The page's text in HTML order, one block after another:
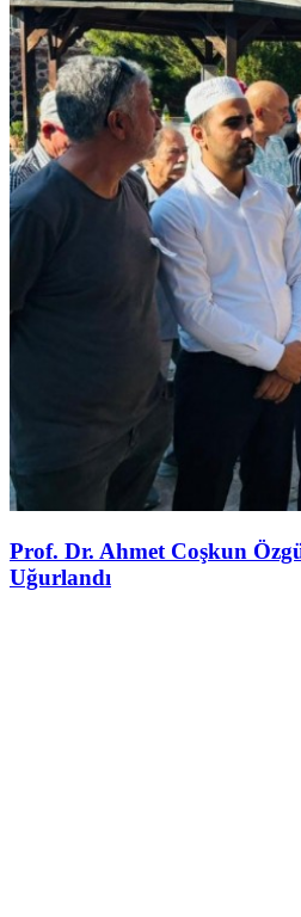
Prof. Dr. Ahmet Coşkun
Uğurlandı